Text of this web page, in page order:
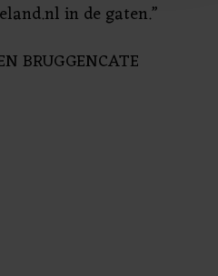
Op
cookiebeleid bekijken en je
in de gaten.”
BRUGGENCATE